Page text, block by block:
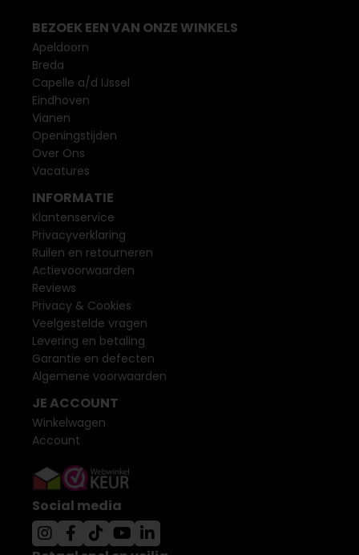
BEZOEK EEN VAN ONZE WINKELS
Apeldoorn
Breda
Capelle a/d IJssel
Eindhoven
Vianen
Openingstijden
Over Ons
Vacatures
INFORMATIE
Klantenservice
Privacyverklaring
Ruilen en retourneren
Actievoorwaarden
Reviews
Privacy & Cookies
Veelgestelde vragen
Levering en betaling
Garantie en defecten
Algemene voorwaarden
JE ACCOUNT
Winkelwagen
Account
Social media